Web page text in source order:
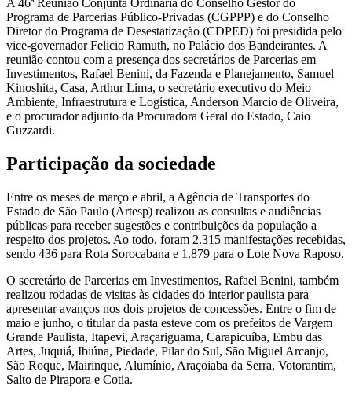
A 46ª Reunião Conjunta Ordinária do Conselho Gestor do
Programa de Parcerias Público-Privadas (CGPPP) e do Conselho
Diretor do Programa de Desestatização (CDPED) foi presidida pelo
vice-governador Felicio Ramuth, no Palácio dos Bandeirantes. A
reunião contou com a presença dos secretários de Parcerias em
Investimentos, Rafael Benini, da Fazenda e Planejamento, Samuel
Kinoshita, Casa, Arthur Lima, o secretário executivo do Meio
Ambiente, Infraestrutura e Logística, Anderson Marcio de Oliveira,
e o procurador adjunto da Procuradora Geral do Estado, Caio
Guzzardi.
Participação da sociedade
Entre os meses de março e abril, a Agência de Transportes do
Estado de São Paulo (Artesp) realizou as consultas e audiências
públicas para receber sugestões e contribuições da população a
respeito dos projetos. Ao todo, foram 2.315 manifestações recebidas,
sendo 436 para Rota Sorocabana e 1.879 para o Lote Nova Raposo.
O secretário de Parcerias em Investimentos, Rafael Benini, também
realizou rodadas de visitas às cidades do interior paulista para
apresentar avanços nos dois projetos de concessões. Entre o fim de
maio e junho, o titular da pasta esteve com os prefeitos de Vargem
Grande Paulista, Itapevi, Araçariguama, Carapicuíba, Embu das
Artes, Juquiá, Ibiúna, Piedade, Pilar do Sul, São Miguel Arcanjo,
São Roque, Mairinque, Alumínio, Araçoiaba da Serra, Votorantim,
Salto de Pirapora e Cotia.